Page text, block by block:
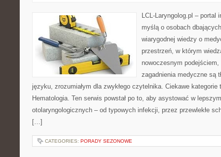
LCL-Laryngolog.pl – portal
myślą o osobach
wiarygodnej wiedzy o
przestrzeń, w którym
nowoczesnym
zagadnienia medyczne są
języku, zrozumiałym dla zwykłego czytelnika. Ciekawe kategorie
Hematologia. Ten serwis powstał po to, aby asystować w
otolaryngologicznych – od typowych infekcji, przez przewlekłe
[…]
CATEGORIES: PORADY SEZONOWE